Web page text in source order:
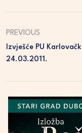
PREVIOUS
Izvješće PU
24.03.2011.